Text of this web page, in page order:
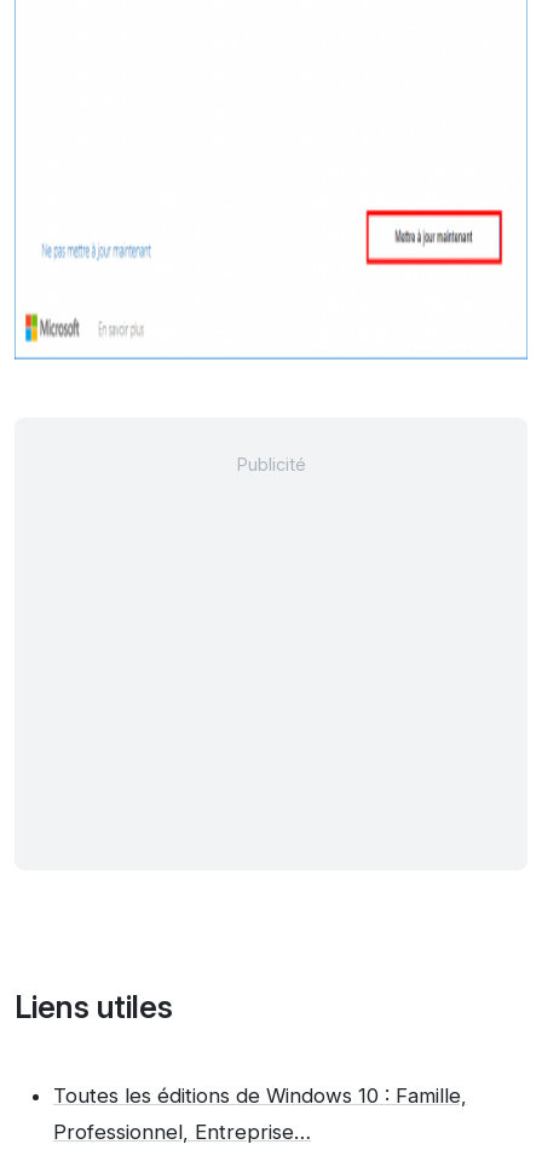
Liens utiles
Toutes les éditions de Windows 10 : Famille,
Professionnel, Entreprise…